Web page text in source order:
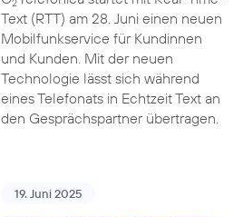
2
Text (RTT) am 28. Juni einen neuen
Mobilfunkservice für Kundinnen
und Kunden. Mit der neuen
Technologie lässt sich während
eines Telefonats in Echtzeit Text an
den Gesprächspartner übertragen.
19. Juni 2025